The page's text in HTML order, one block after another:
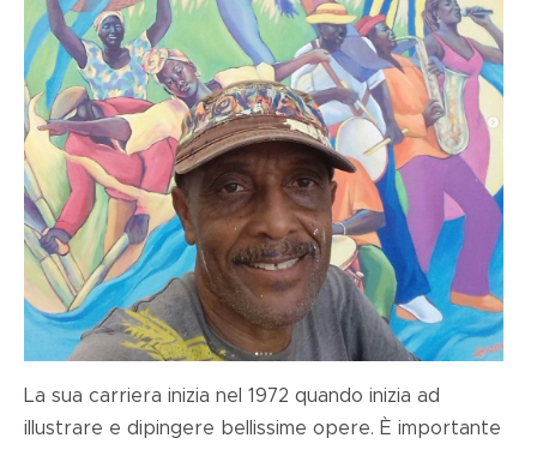
La sua carriera inizia nel 1972 quando inizia ad
illustrare e dipingere bellissime opere. È importante